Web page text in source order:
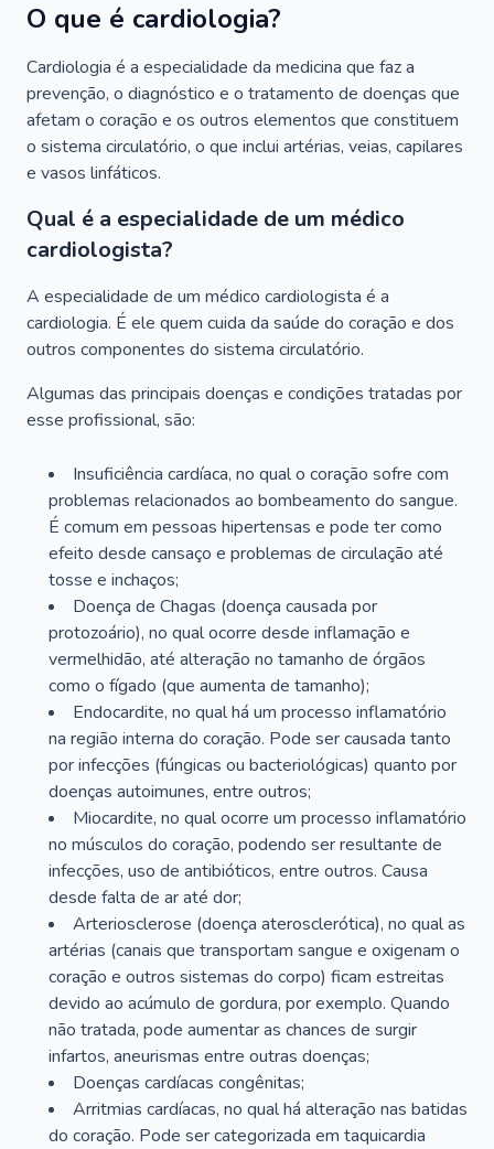
O que é cardiologia?
Cardiologia é a especialidade da medicina que faz a
prevenção, o diagnóstico e o tratamento de doenças que
afetam o coração e os outros elementos que constituem
o sistema circulatório, o que inclui artérias, veias, capilares
e vasos linfáticos.
Qual é a especialidade de um médico
cardiologista?
A especialidade de um médico cardiologista é a
cardiologia. É ele quem cuida da saúde do coração e dos
outros componentes do sistema circulatório.
Algumas das principais doenças e condições tratadas por
esse profissional, são:
Insuficiência cardíaca, no qual o coração sofre com
problemas relacionados ao bombeamento do sangue.
É comum em pessoas hipertensas e pode ter como
efeito desde cansaço e problemas de circulação até
tosse e inchaços;
Doença de Chagas (doença causada por
protozoário), no qual ocorre desde inflamação e
vermelhidão, até alteração no tamanho de órgãos
como o fígado (que aumenta de tamanho);
Endocardite, no qual há um processo inflamatório
na região interna do coração. Pode ser causada tanto
por infecções (fúngicas ou bacteriológicas) quanto por
doenças autoimunes, entre outros;
Miocardite, no qual ocorre um processo inflamatório
no músculos do coração, podendo ser resultante de
infecções, uso de antibióticos, entre outros. Causa
desde falta de ar até dor;
Arteriosclerose (doença aterosclerótica), no qual as
artérias (canais que transportam sangue e oxigenam o
coração e outros sistemas do corpo) ficam estreitas
devido ao acúmulo de gordura, por exemplo. Quando
não tratada, pode aumentar as chances de surgir
infartos, aneurismas entre outras doenças;
Doenças cardíacas congênitas;
Arritmias cardíacas, no qual há alteração nas batidas
do coração. Pode ser categorizada em taquicardia